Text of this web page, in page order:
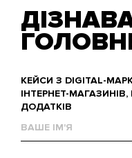
КЕЙСИ З DIGITAL-
ІНТЕРНЕТ-
ДОДАТКІВ
им'я